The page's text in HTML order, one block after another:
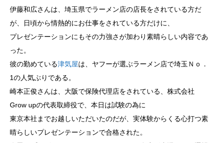
伊藤和広さんは、埼玉県でラーメン店の店長をされている方だ
が、日頃から情熱的にお仕事をされている方だけに、
プレゼンテーションにもその力強さが加わり素晴らしい内容であ
った。
彼の勤めている津気屋は、ヤフーが選ぶラーメン店で埼玉Ｎｏ．
1の人気ぶりである。
崎本正俊さんは、大阪で保険代理店をされている、株式会社
Grow upの代表取締役で、本日は試験の為に
東京本社までお越しいただいたのだが、実体験からくる心打つ素
晴らしいプレゼンテーションで合格された。